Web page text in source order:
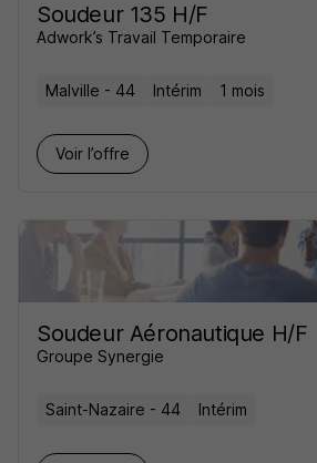
Soudeur 135 H/F
Adwork’s Travail Temporaire
Malville - 44 Intérim 1 mois
Voir l’offre
Soudeur Aéronautique H/F
Groupe Synergie
Saint-Nazaire - 44 Intérim